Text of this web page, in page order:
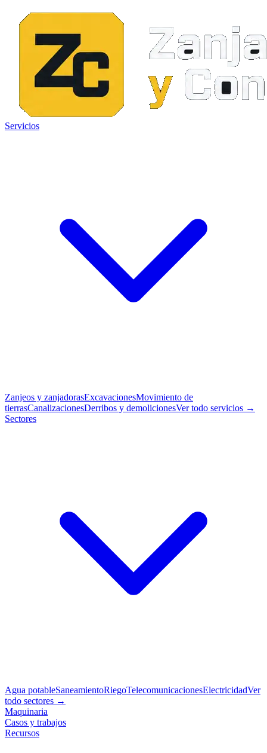
Servicios
Zanjeos y zanjadorasExcavacionesMovimiento de
tierrasCanalizacionesDerribos y demolicionesVer todo servicios →
Sectores
Agua potableSaneamientoRiegoTelecomunicacionesElectricidadVer
todo sectores →
Maquinaria
Casos y trabajos
Recursos